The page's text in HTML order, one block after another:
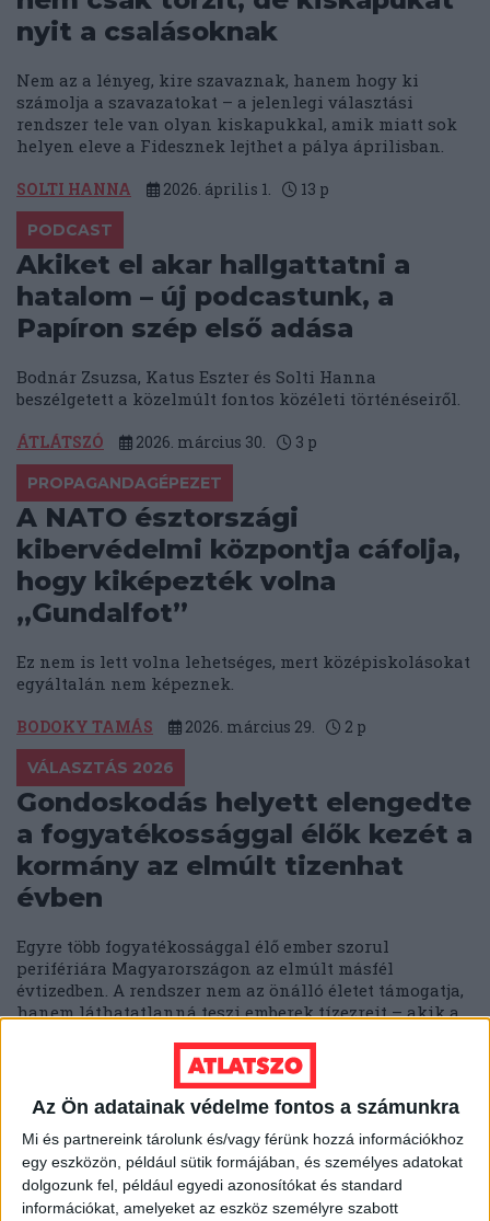
Az Ön adatainak védelme fontos a számunkra
Mi és partnereink tárolunk és/vagy férünk hozzá információkhoz
egy eszközön, például sütik formájában, és személyes adatokat
dolgozunk fel, például egyedi azonosítókat és standard
információkat, amelyeket az eszköz személyre szabott
nyit a csalásoknak
Nem az a lényeg, kire szavaznak, hanem hogy ki
számolja a szavazatokat – a jelenlegi választási
rendszer tele van olyan kiskapukkal, amik miatt sok
helyen eleve a Fidesznek lejthet a pálya áprilisban.
SOLTI HANNA 2026. április 1. 13 p
PODCAST
Akiket el akar hallgattatni a
hatalom – új podcastunk, a
Papíron szép első adása
Bodnár Zsuzsa, Katus Eszter és Solti Hanna
beszélgetett a közelmúlt fontos közéleti történéseiről.
ÁTLÁTSZÓ 2026. március 30. 3 p
PROPAGANDAGÉPEZET
A NATO észtországi
kibervédelmi központja cáfolja,
hogy kiképezték volna
„Gundalfot”
Ez nem is lett volna lehetséges, mert középiskolásokat
egyáltalán nem képeznek.
BODOKY TAMÁS 2026. március 29. 2 p
VÁLASZTÁS 2026
Gondoskodás helyett elengedte
a fogyatékossággal élők kezét a
kormány az elmúlt tizenhat
évben
Egyre több fogyatékossággal élő ember szorul
perifériára Magyarországon az elmúlt másfél
évtizedben. A rendszer nem az önálló életet támogatja,
hanem láthatatlanná teszi emberek tízezreit – akik a
családjukra vannak utalva.
SOLTI HANNA 2026. március 27. 5 p
EGÉSZSÉGÜGY
„Itt Armageddon lesz” – így
irányította egy mágus a magyar